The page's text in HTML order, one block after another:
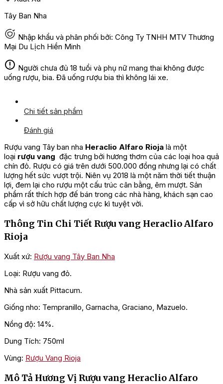
Tây Ban Nha
Nhập khẩu và phân phối bởi: Công Ty TNHH MTV Thương
Mại Du Lịch Hiền Minh
Người chưa đủ 18 tuổi và phụ nữ mang thai không được
uống rượu, bia. Đã uống rượu bia thì không lái xe.
Chi tiết sản phẩm
Đánh giá
Rượu vang Tây ban nha Heraclio Alfaro Rioja là một
loại rượu vang đặc trưng bởi hương thơm của các loại hoa quả
chín đỏ. Rượu có giá trên dưới 500.000 đồng nhưng lại có chất
lượng hết sức vượt trội. Niên vụ 2018 là một năm thời tiết thuận
lợi, đem lại cho rượu một cấu trúc cân bằng, êm mượt. Sản
phẩm rất thích hợp đế bán trong các nhà hàng, khách sạn cao
cấp vì sở hữu chất lượng cực kì tuyệt vời.
Thông Tin Chi Tiết Rượu vang Heraclio Alfaro
Rioja
Xuất xứ: Rượu vang Tây Ban Nha
Loại: Rượu vang đỏ.
Nhà sản xuất Pittacum.
Giống nho: Tempranillo, Garnacha, Graciano, Mazuelo.
Nồng độ: 14%.
Dung Tích: 750ml
Vùng: Rượu Vang Rioja
Mô Tả Hương Vị Rượu vang Heraclio Alfaro